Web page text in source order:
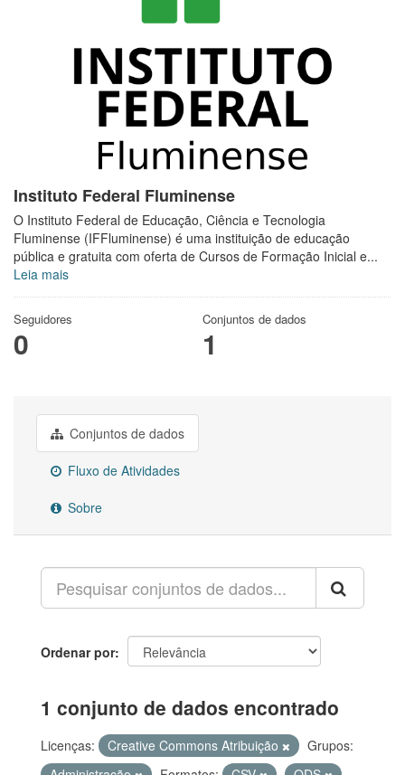
Instituto Federal Fluminense
O Instituto Federal de Educação, Ciência e Tecnologia
Fluminense (IFFluminense) é uma instituição de educação
pública e gratuita com oferta de Cursos de Formação Inicial e...
Leia mais
Seguidores
0
Conjuntos de dados
1
Conjuntos de dados
Fluxo de Atividades
Sobre
Ordenar por
1 conjunto de dados encontrado
Licenças: Creative Commons Atribuição
Grupos: